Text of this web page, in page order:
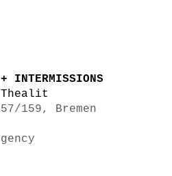
INTERMISSIONS
Thealit
159, Bremen